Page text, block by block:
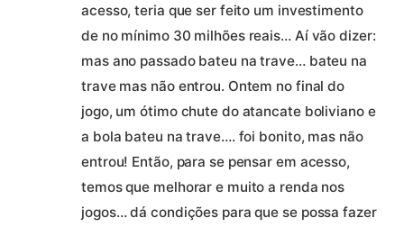
acesso, teria que ser feito um investimento
de no mínimo 30 milhões reais… Aí vão dizer:
mas ano passado bateu na trave… bateu na
trave mas não entrou. Ontem no final do
jogo, um ótimo chute do atancate boliviano e
a bola bateu na trave…. foi bonito, mas não
entrou! Então, para se pensar em acesso,
temos que melhorar e muito a renda nos
jogos… dá condições para que se possa fazer